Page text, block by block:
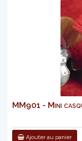
MM901 - Mini
Ajouter au panier